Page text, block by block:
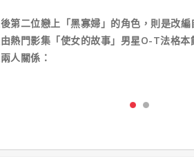
第二位戀上「黑寡婦」的角色，則是改
熱門影集「使女的故事」男星O-T法格
人關係：